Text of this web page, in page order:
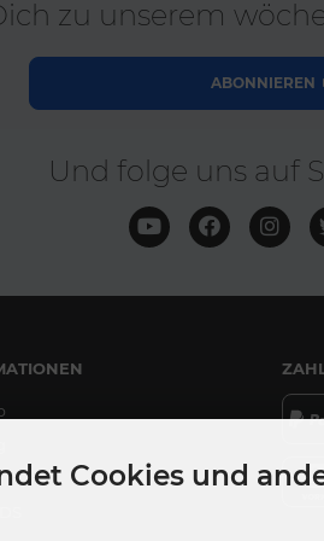
zu unserem
ABONNIEREN
Und folge uns auf
Cookies und